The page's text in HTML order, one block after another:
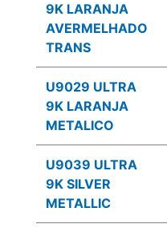
9K LARANJA
AVERMELHADO
TRANS
U9029 ULTRA
9K LARANJA
METALICO
U9039 ULTRA
9K SILVER
METALLIC